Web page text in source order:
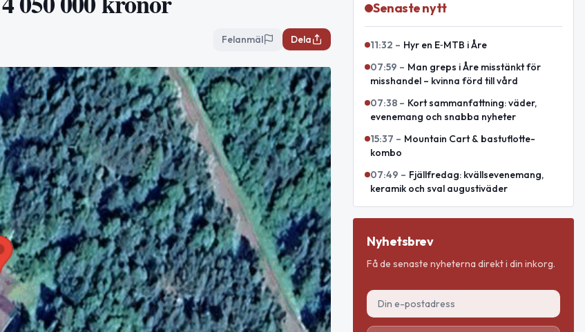
Felanmäl Dela
Senaste nytt
11:32 – Hyr en E‑MTB i Åre
07:59 – Man greps i Åre misstänkt för
misshandel – kvinna förd till vård
07:38 – Kort sammanfattning: väder,
evenemang och snabba nyheter
15:37 – Mountain Cart & bastuflotte-
kombo
07:49 – Fjällfredag: kvällsevenemang,
keramik och sval augustiväder
Nyhetsbrev
Få de senaste nyheterna direkt i din inkorg.